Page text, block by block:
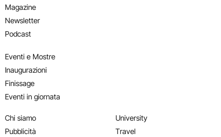
Magazine
Newsletter
Podcast
Eventi e Mostre
Inaugurazioni
Finissage
Eventi in giornata
Chi siamo
Pubblicità
University
Travel